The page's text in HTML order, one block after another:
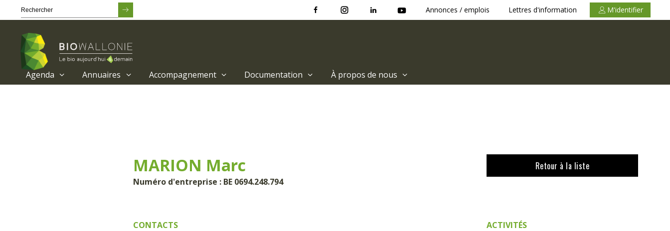
Annonces / emplois Lettres d'information M'identifier
Agenda Annuaires Accompagnement Documentation À propos de nous
MARION Marc
Numéro d'entreprise : BE 0694.248.794
CONTACTS
Retour à la liste
ACTIVITÉS